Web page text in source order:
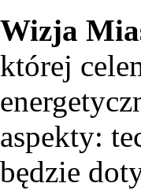
Wizja
której
aspekty:
będzie